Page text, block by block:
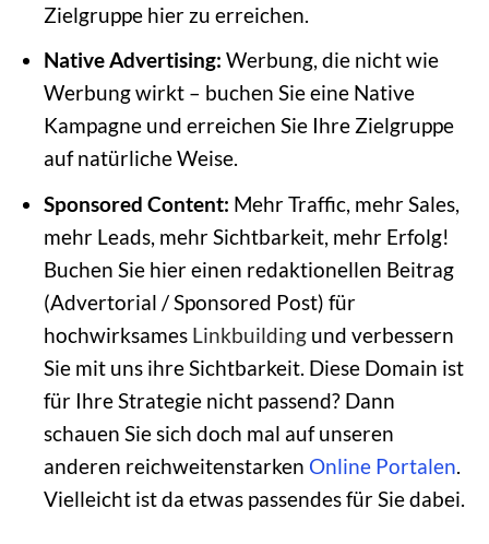
Zielgruppe hier zu erreichen.
Native Advertising: Werbung, die nicht wie
Werbung wirkt – buchen Sie eine Native
Kampagne und erreichen Sie Ihre Zielgruppe
auf natürliche Weise.
Sponsored Content: Mehr Traffic, mehr Sales,
mehr Leads, mehr Sichtbarkeit, mehr Erfolg!
Buchen Sie hier einen redaktionellen Beitrag
(Advertorial / Sponsored Post) für
hochwirksames Linkbuildingund verbessern
Sie mit uns ihre Sichtbarkeit. Diese Domain ist
für Ihre Strategie nicht passend? Dann
schauen Sie sich doch mal auf unseren
anderen reichweitenstarken Online Portalen.
Vielleicht ist da etwas passendes für Sie dabei.